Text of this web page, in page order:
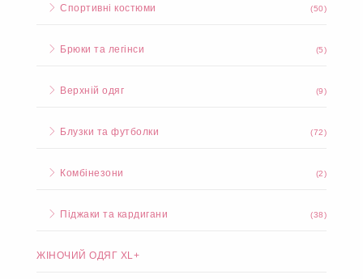
Спортивні костюми (50)
Брюки та легінси (5)
Верхній одяг (9)
Блузки та футболки (72)
Комбінезони (2)
Піджаки та кардигани (38)
ЖІНОЧИЙ ОДЯГ XL+